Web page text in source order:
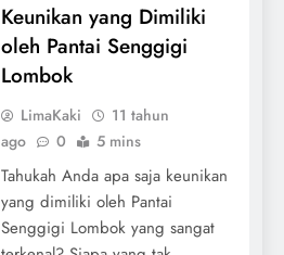
Keunikan yang Dimiliki
oleh Pantai Senggigi
Lombok
LimaKaki
11 tahun
ago
0 5 mins
Tahukah Anda apa saja keunikan
yang dimiliki oleh Pantai
Senggigi Lombok yang sangat